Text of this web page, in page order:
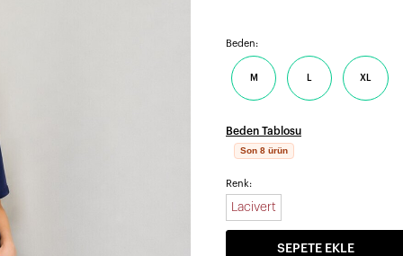
Beden:
M L XL
Beden Tablosu
Son 8 ürün
Renk:
Lacivert
SEPETE EKLE